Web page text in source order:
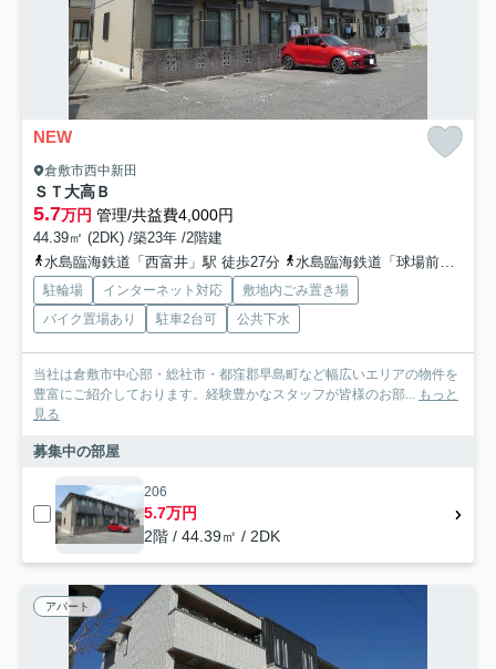
NEW
倉敷市西中新田
ＳＴ大高Ｂ
5.7万円 管理/共益費4,000円
44.39㎡ (2DK) /築23年 /2階建
水島臨海鉄道「西富井」駅 徒歩27分
水島臨海鉄道「球場前」駅 徒歩31分
駐輪場 インターネット対応
敷地内ごみ置き場
バイク置場あり
駐車2台可 公共下水
当社は倉敷市中心部・総社市・都窪郡早島町など幅広いエリアの物件を
豊富にご紹介しております。経験豊かなスタッフが皆様のお部...
もっと
見る
募集中の部屋
206
5.7万円
2階 / 44.39㎡ / 2DK
アパート